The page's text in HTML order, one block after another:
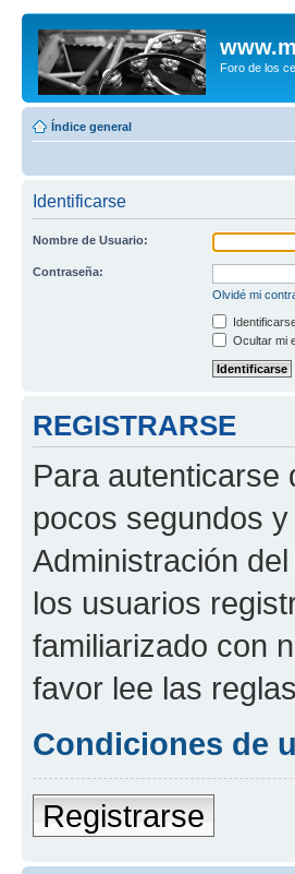
Foro de los
Índice general
Identificarse
Nombre de Usuario:
Contraseña:
Olvidé mi
Ocultar mi
REGISTRARSE
Para autenticarse
pocos segundos
Administración
los usuarios
familiarizado con
favor lee las
Condiciones de
Registrarse